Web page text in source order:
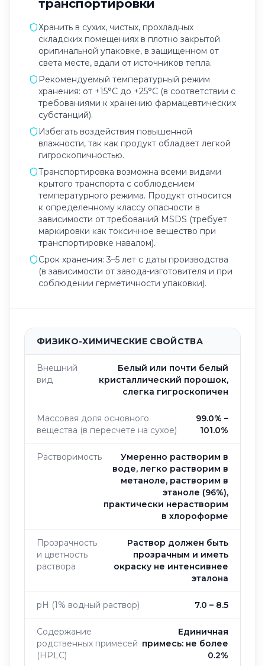
транспортировки
Хранить в сухих, чистых, прохладных
складских помещениях в плотно закрытой
оригинальной упаковке, в защищенном от
света месте, вдали от источников тепла.
Рекомендуемый температурный режим
хранения: от +15°C до +25°C (в соответствии с
требованиями к хранению фармацевтических
субстанций).
Избегать воздействия повышенной
влажности, так как продукт обладает легкой
гигроскопичностью.
Транспортировка возможна всеми видами
крытого транспорта с соблюдением
температурного режима. Продукт относится
к определенному классу опасности в
зависимости от требований MSDS (требует
маркировки как токсичное вещество при
транспортировке навалом).
Срок хранения: 3–5 лет с даты производства
(в зависимости от завода-изготовителя и при
соблюдении герметичности упаковки).
ФИЗИКО-ХИМИЧЕСКИЕ СВОЙСТВА
Внешний
вид
Белый или почти белый
кристаллический порошок,
слегка гигроскопичен
Массовая доля основного
вещества (в пересчете на сухое)
99.0% –
101.0%
Растворимость
Умеренно растворим в
воде, легко растворим в
метаноле, растворим в
этаноле (96%),
практически нерастворим
в хлороформе
Прозрачность
и цветность
раствора
Раствор должен быть
прозрачным и иметь
окраску не интенсивнее
эталона
pH (1% водный раствор) 7.0 – 8.5
Содержание
родственных примесей
(HPLC)
Единичная
примесь: не более
0.2%